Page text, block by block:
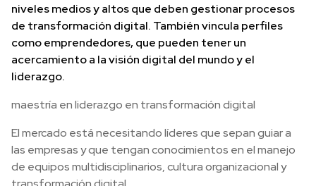
niveles medios y altos que deben gestionar procesos
de transformación digital. También vincula perfiles
como emprendedores, que pueden tener un
acercamiento a la visión digital del mundo y el
liderazgo.
maestría en liderazgo en transformación digital
El mercado está necesitando líderes que sepan guiar a
las empresas y que tengan conocimientos en el manejo
de equipos multidisciplinarios, cultura organizacional y